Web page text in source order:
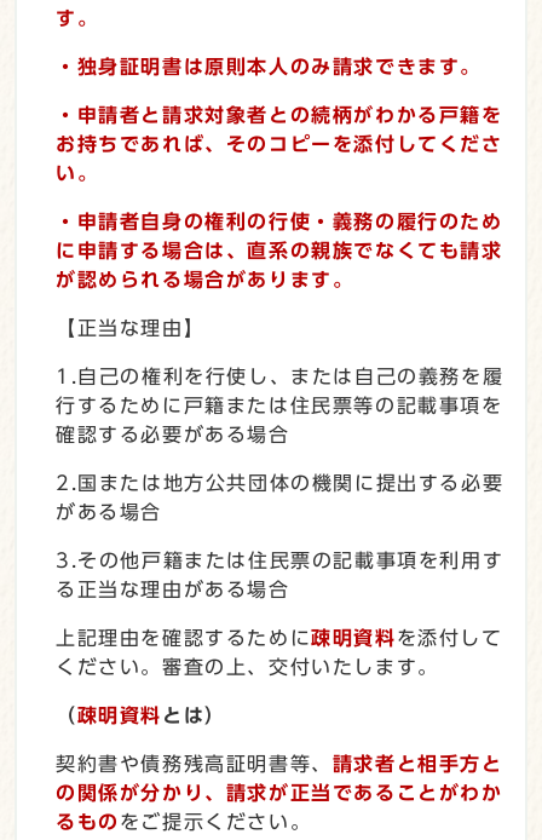
す。
・独身証明書は原則本人のみ請求できます。
・申請者と請求対象者との続柄がわかる戸籍を
お持ちであれば、そのコピーを添付してくださ
い。
・申請者自身の権利の行使・義務の履行のため
に申請する場合は、直系の親族でなくても請求
が認められる場合があります。
【正当な理由】
1.自己の権利を行使し、または自己の義務を履
行するために戸籍または住民票等の記載事項を
確認する必要がある場合
2.国または地方公共団体の機関に提出する必要
がある場合
3.その他戸籍または住民票の記載事項を利用す
る正当な理由がある場合
上記理由を確認するために疎明資料を添付して
ください。審査の上、交付いたします。
（疎明資料 とは）
契約書や債務残高証明書等、 請求者と相手方と
の関係が分かり、請求が正当であることがわか
るもの をご提示ください。